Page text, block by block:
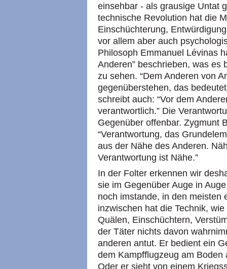
einsehbar - als grausige Untat
technische Revolution hat die
Einschüchterung,
vor allem aber auch
Philosoph Emmanuel Lévinas
Anderen” beschrieben, was es
zu sehen. “Dem Anderen von
gegenüberstehen, das
schreibt auch: “Vor dem
verantwortlich.” Die
Gegenüber offenbar. Zygmunt
“Verantwortung, das
aus der Nähe des Anderen.
Verantwortung ist Nähe.”
In der Folter erkennen wir
sie im Gegenüber Auge in
noch imstande, in den meisten
inzwischen hat die Technik,
Quälen, Einschüchtern,
der Täter nichts davon
anderen antut. Er bedient ein
dem Kampfflugzeug am
Oder er sieht von einem